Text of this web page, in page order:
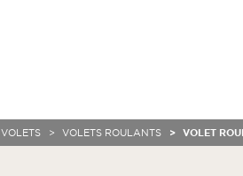
VOLETS VOLETS ROULANTS VOLET